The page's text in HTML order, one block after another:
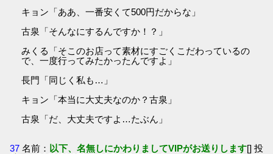
キョン「ああ、一番安くて500円だからな」
古泉「そんなにするんですか！？」
みくる「そこのお店って素材にすごくこだわっているの
で、一度行ってみたかったんですよ」
長門「同じく私も…」
キョン「本当に大丈夫なのか？古泉」
古泉「だ、大丈夫ですよ…たぶん」
37 名前： 以下、名無しにかわりましてVIPがお送りします[] 投